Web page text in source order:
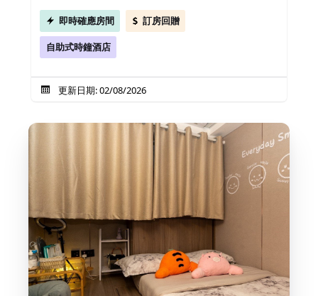
即時確應房間 訂房回贈
自助式時鐘酒店
更新日期: 02/08/2026